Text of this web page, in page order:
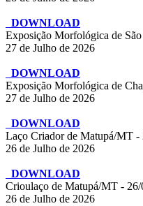
DOWNLOAD
Exposição Morfológica de
27 de Julho de 2026
DOWNLOAD
Exposição Morfológica de
27 de Julho de 2026
DOWNLOAD
Laço Criador de Matupá/MT -
26 de Julho de 2026
DOWNLOAD
Crioulaço de Matupá/MT - 26/
26 de Julho de 2026